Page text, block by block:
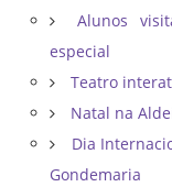
Alunos
especial
Teatro
Natal na
Dia
Gondemaria